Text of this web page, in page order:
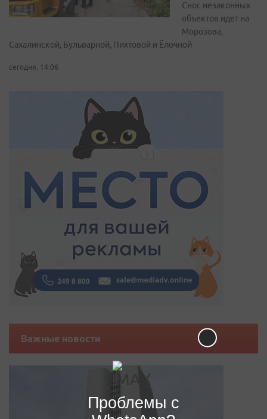
Снос незаконных
объектов идет на
Морозова,
Сахалинской, Бульварной, Пихтовой и Ёлочной
сегодня, 14:06
Важные новости
Проблемы с